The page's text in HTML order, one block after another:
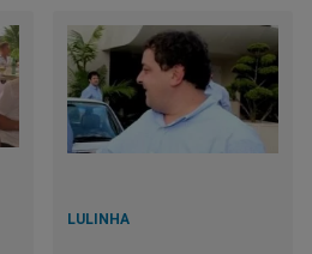
LULINHA